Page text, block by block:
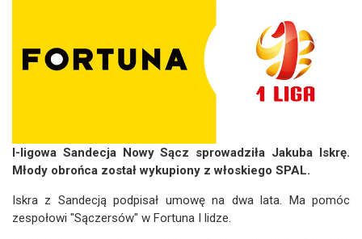
I-ligowa Sandecja Nowy Sącz sprowadziła Jakuba Iskrę.
Młody obrońca został wykupiony z włoskiego SPAL.
Iskra z Sandecją podpisał umowę na dwa lata. Ma pomóc
zespołowi "Sączersów" w Fortuna I lidze.